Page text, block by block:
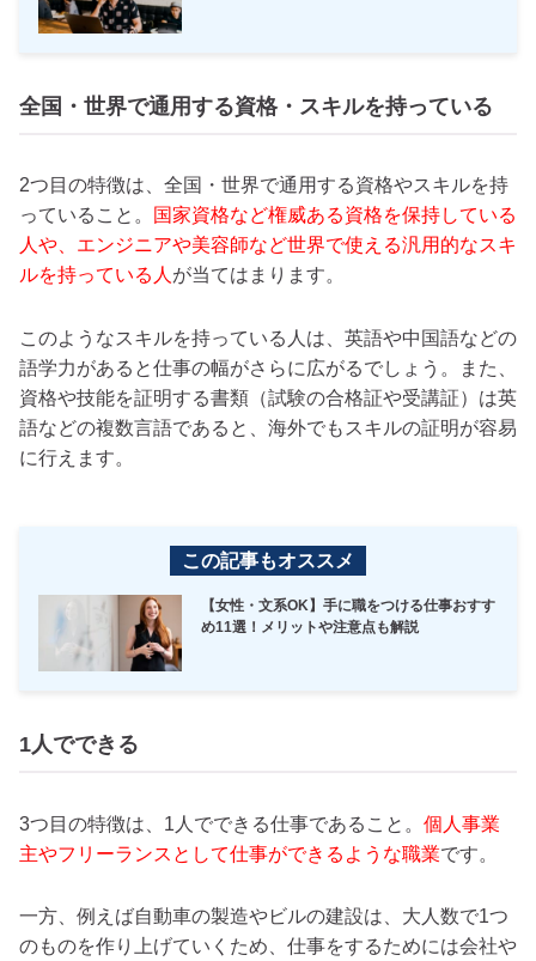
全国・世界で通用する資格・スキルを持っている
2つ目の特徴は、全国・世界で通用する資格やスキルを持
っていること。
国家資格など権威ある資格を保持している
人や、エンジニアや美容師など世界で使える汎用的なスキ
ルを持っている人が当てはまります。
このようなスキルを持っている人は、英語や中国語などの
語学力があると仕事の幅がさらに広がるでしょう。また、
資格や技能を証明する書類（試験の合格証や受講証）は英
語などの複数言語であると、海外でもスキルの証明が容易
に行えます。
この記事もオススメ
【女性・文系OK】手に職をつける仕事おすす
め11選！メリットや注意点も解説
1人でできる
3つ目の特徴は、1人でできる仕事であること。 個人事業
主やフリーランスとして仕事ができるような職業です。
一方、例えば自動車の製造やビルの建設は、大人数で1つ
のものを作り上げていくため、仕事をするためには会社や